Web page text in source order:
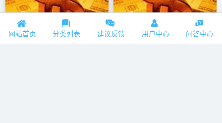
怎么看命理八字 财运分析 怎么看命理八字 财运分析
网站首页 分类列表 建议反馈 用户中心 问答中心